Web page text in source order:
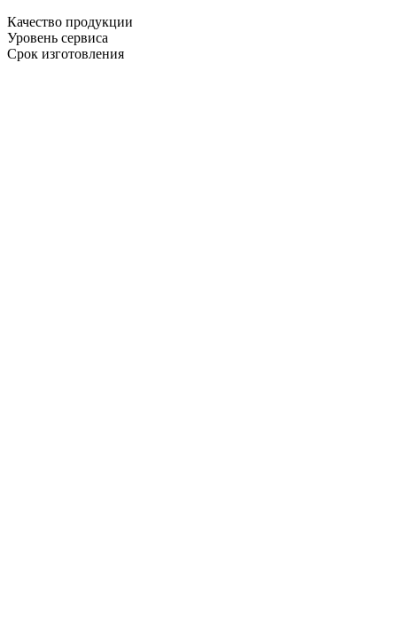
Качество продукции
Уровень сервиса
Срок изготовления